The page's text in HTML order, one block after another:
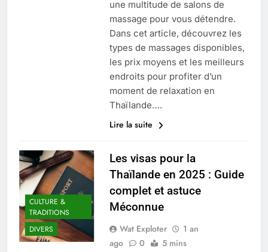
une multitude de salons de
massage pour vous détendre.
Dans cet article, découvrez les
types de massages disponibles,
les prix moyens et les meilleurs
endroits pour profiter d’un
moment de relaxation en
Thaïlande….
Lire la suite
CULTURE &
TRADITIONS
DIVERS
Les visas pour la
Thaïlande en 2025 : Guide
complet et astuce
Méconnue
Wat Exploter
1 an
ago
0 5 mins